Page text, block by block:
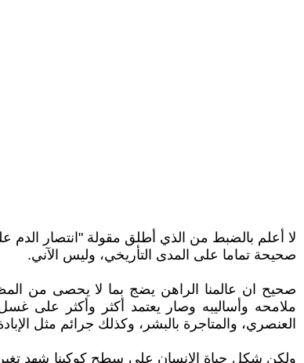
لا أعلم بالضبط من الذي أطلق مقولة "انتصار الدم
صحيحة تماما على المدى التأريخي، وليس الآني.
صحيح ان عالمنا الراهن يضج بما لا يحصى من
ملامحه وأساليبه وصار يعتمد أكثر وأكثر على
العنصري، والمتاجرة بالبشر، وكذلك جرائم مثل
ولكن شكل حياة الإنسان على سطح كوكبنا شهد تغيرات